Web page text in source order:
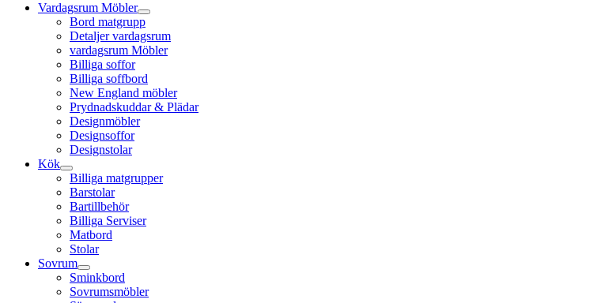
Vardagsrum Möbler
Bord matgrupp
Detaljer vardagsrum
vardagsrum Möbler
Billiga soffor
Billiga soffbord
New England möbler
Prydnadskuddar & Plädar
Designmöbler
Designsoffor
Designstolar
Kök
Billiga matgrupper
Barstolar
Bartillbehör
Billiga Serviser
Matbord
Stolar
Sovrum
Sminkbord
Sovrumsmöbler